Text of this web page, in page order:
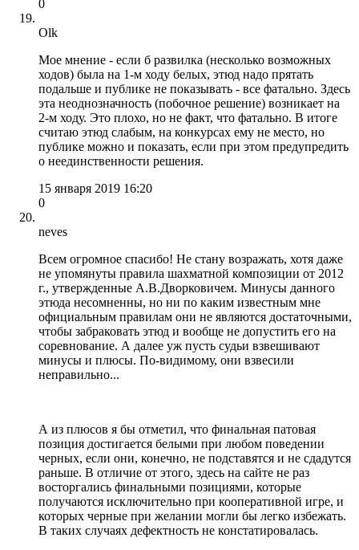
0
Olk
Мое мнение - если б развилка (несколько возможных
ходов) была на 1-м ходу белых, этюд надо прятать
подальше и публике не показывать - все фатально. Здесь
эта неоднозначность (побочное решение) возникает на
2-м ходу. Это плохо, но не факт, что фатально. В итоге
считаю этюд слабым, на конкурсах ему не место, но
публике можно и показать, если при этом предупредить
о неединственности решения.
15 января 2019 16:20
0
neves
Всем огромное спасибо! Не стану возражать, хотя даже
не упомянуты правила шахматной композиции от 2012
г., утвержденные А.В.Дворковичем. Минусы данного
этюда несомненны, но ни по каким известным мне
официальным правилам они не являются достаточными,
чтобы забраковать этюд и вообще не допустить его на
соревнование. А далее уж пусть судьи взвешивают
минусы и плюсы. По-видимому, они взвесили
неправильно...
А из плюсов я бы отметил, что финальная патовая
позиция достигается белыми при любом поведении
черных, если они, конечно, не подставятся и не сдадутся
раньше. В отличие от этого, здесь на сайте не раз
восторгались финальными позициями, которые
получаются исключительно при кооперативной игре, и
которых черные при желании могли бы легко избежать.
В таких случаях дефектность не констатировалась.